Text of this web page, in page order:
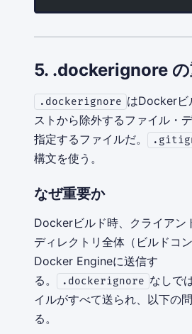
5. .dockerignore の
.dockerignore はDockerビ
ストから除外するファイル・
指定するファイルだ。
構文を使う。
なぜ重要か
Dockerビルド時、クライアン
ディレクトリ全体（ビルドコ
Docker Engineに送信す
る。
.dockerignore なしで
イルがすべて送られ、以下の
る。